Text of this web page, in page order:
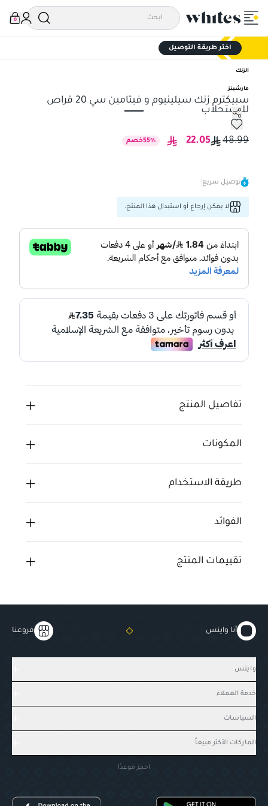
0
اختر طريقة التوصيل
الزنك
مارشينز
سبيكترم زنك سيلينيوم و فيتامين سي 20 قراص
للاستحلاب
سبيكترم زنك سيلينيوم و فيتامين سي 20 قراص للاستحلاب
48.99
22.05
55% خصم
توصيل سريع
لا يمكن إرجاع أو استبدال هذا المنتج.
تفاصيل المنتج
المكونات
طريقة الاستخدام
الفوائد
تقييمات المنتج
أنا وايتس فروعنا
وايتس
خدمة العملاء
السياسات
الماركات الأكثر مبيعاً
احجز موعدًا